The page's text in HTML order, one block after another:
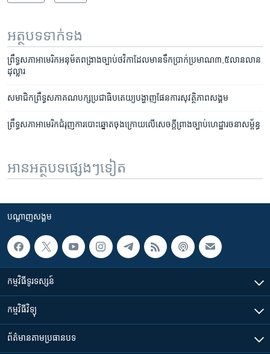
អត្ថបទ​ទាក់ទង
ព្រឹទ្ធសភា​អាមេរិក​អនុម័ត​ពង្រាង​ច្បាប់​​ថវិកា​ដែល​មាន​ទឹក​ប្រាក់​ប្រមាណ​៣​​,៥​លានលាន​
ដុល្លារ
សមាជិក​ព្រឹទ្ធសភា​គណបក្ស​ប្រជា​ធិបតេយ្យ​បង្ហាញ​ផែនការ​សុវត្ថិភាព​សង្គម
ព្រឹទ្ធ​សភា​អាមេរិក​ជំរុញ​​ការ​បោះ​ឆ្នោត​ចុង​ក្រោយ​លើ​សេចក្តី​ព្រាង​ច្បាប់​ហេដ្ឋា​រចនា​សម្ព័ន្ធ
អានអត្ថបទផ្សេងៗទៀត
បណ្តាញ​សង្គម
កម្មវិធី​ទូរទស្សន៍
កម្មវិធី​វិទ្យុ
ព័ត៌មាន​តាមប្រធានបទ​